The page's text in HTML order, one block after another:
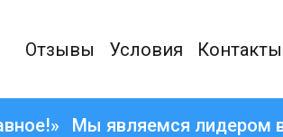
Отзывы Условия Контакты
Мы являемся лидером в